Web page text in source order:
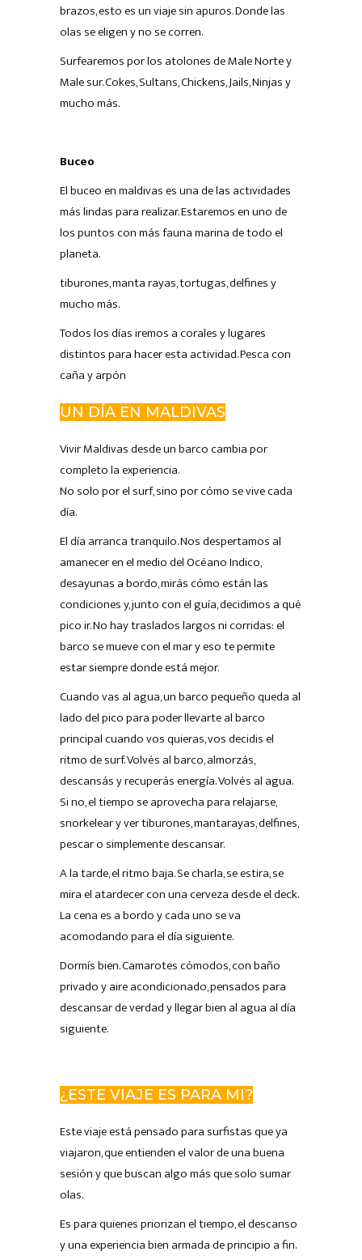
brazos, esto es un viaje sin apuros. Donde las
olas se eligen y no se corren.
Surfearemos por los atolones de Male Norte y
Male sur. Cokes, Sultans, Chickens, Jails, Ninjas y
mucho más.
Buceo
El buceo en maldivas es una de las actividades
más lindas para realizar. Estaremos en uno de
los puntos con más fauna marina de todo el
planeta.
tiburones, manta rayas, tortugas, delfines y
mucho más.
Todos los días iremos a corales y lugares
distintos para hacer esta actividad. Pesca con
caña y arpón
UN DÍA EN MALDIVAS
Vivir Maldivas desde un barco cambia por
completo la experiencia.
No solo por el surf, sino por cómo se vive cada
día.
El día arranca tranquilo. Nos despertamos al
amanecer en el medio del Océano Indico,
desayunas a bordo, mirás cómo están las
condiciones y, junto con el guía, decidimos a qué
pico ir. No hay traslados largos ni corridas: el
barco se mueve con el mar y eso te permite
estar siempre donde está mejor.
Cuando vas al agua, un barco pequeño queda al
lado del pico para poder llevarte al barco
principal cuando vos quieras, vos decidis el
ritmo de surf. Volvés al barco, almorzás,
descansás y recuperás energía. Volvés al agua.
Si no, el tiempo se aprovecha para relajarse,
snorkelear y ver tiburones, mantarayas, delfines,
pescar o simplemente descansar.
A la tarde, el ritmo baja. Se charla, se estira, se
mira el atardecer con una cerveza desde el deck.
La cena es a bordo y cada uno se va
acomodando para el día siguiente.
Dormís bien. Camarotes cómodos, con baño
privado y aire acondicionado, pensados para
descansar de verdad y llegar bien al agua al día
siguiente.
¿ESTE VIAJE ES PARA MI?
Este viaje está pensado para surfistas que ya
viajaron,que entienden el valor de una buena
sesióny que buscan algo más que solo sumar
olas.
Es para quienes priorizan el tiempo, el descanso
y una experiencia bien armada de principio a fin.